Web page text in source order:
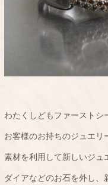
わたくしどもファーストシ
お客様のお持ちのジュエリ
素材を利用して新しいジュ
ダイアなどのお石を外し、